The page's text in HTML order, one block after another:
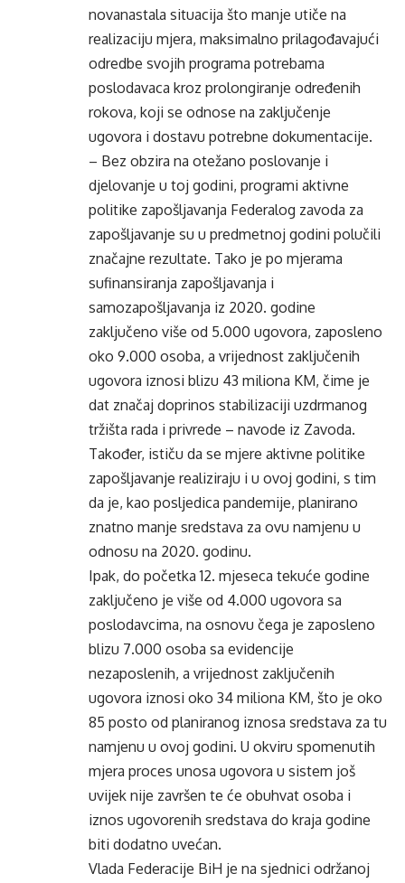
novanastala situacija što manje utiče na
realizaciju mjera, maksimalno prilagođavajući
odredbe svojih programa potrebama
poslodavaca kroz prolongiranje određenih
rokova, koji se odnose na zaključenje
ugovora i dostavu potrebne dokumentacije.
– Bez obzira na otežano poslovanje i
djelovanje u toj godini, programi aktivne
politike zapošljavanja Federalog zavoda za
zapošljavanje su u predmetnoj godini polučili
značajne rezultate. Tako je po mjerama
sufinansiranja zapošljavanja i
samozapošljavanja iz 2020. godine
zaključeno više od 5.000 ugovora, zaposleno
oko 9.000 osoba, a vrijednost zaključenih
ugovora iznosi blizu 43 miliona KM, čime je
dat značaj doprinos stabilizaciji uzdrmanog
tržišta rada i privrede – navode iz Zavoda.
Također, ističu da se mjere aktivne politike
zapošljavanje realiziraju i u ovoj godini, s tim
da je, kao posljedica pandemije, planirano
znatno manje sredstava za ovu namjenu u
odnosu na 2020. godinu.
Ipak, do početka 12. mjeseca tekuće godine
zaključeno je više od 4.000 ugovora sa
poslodavcima, na osnovu čega je zaposleno
blizu 7.000 osoba sa evidencije
nezaposlenih, a vrijednost zaključenih
ugovora iznosi oko 34 miliona KM, što je oko
85 posto od planiranog iznosa sredstava za tu
namjenu u ovoj godini. U okviru spomenutih
mjera proces unosa ugovora u sistem još
uvijek nije završen te će obuhvat osoba i
iznos ugovorenih sredstava do kraja godine
biti dodatno uvećan.
Vlada Federacije BiH je na sjednici održanoj